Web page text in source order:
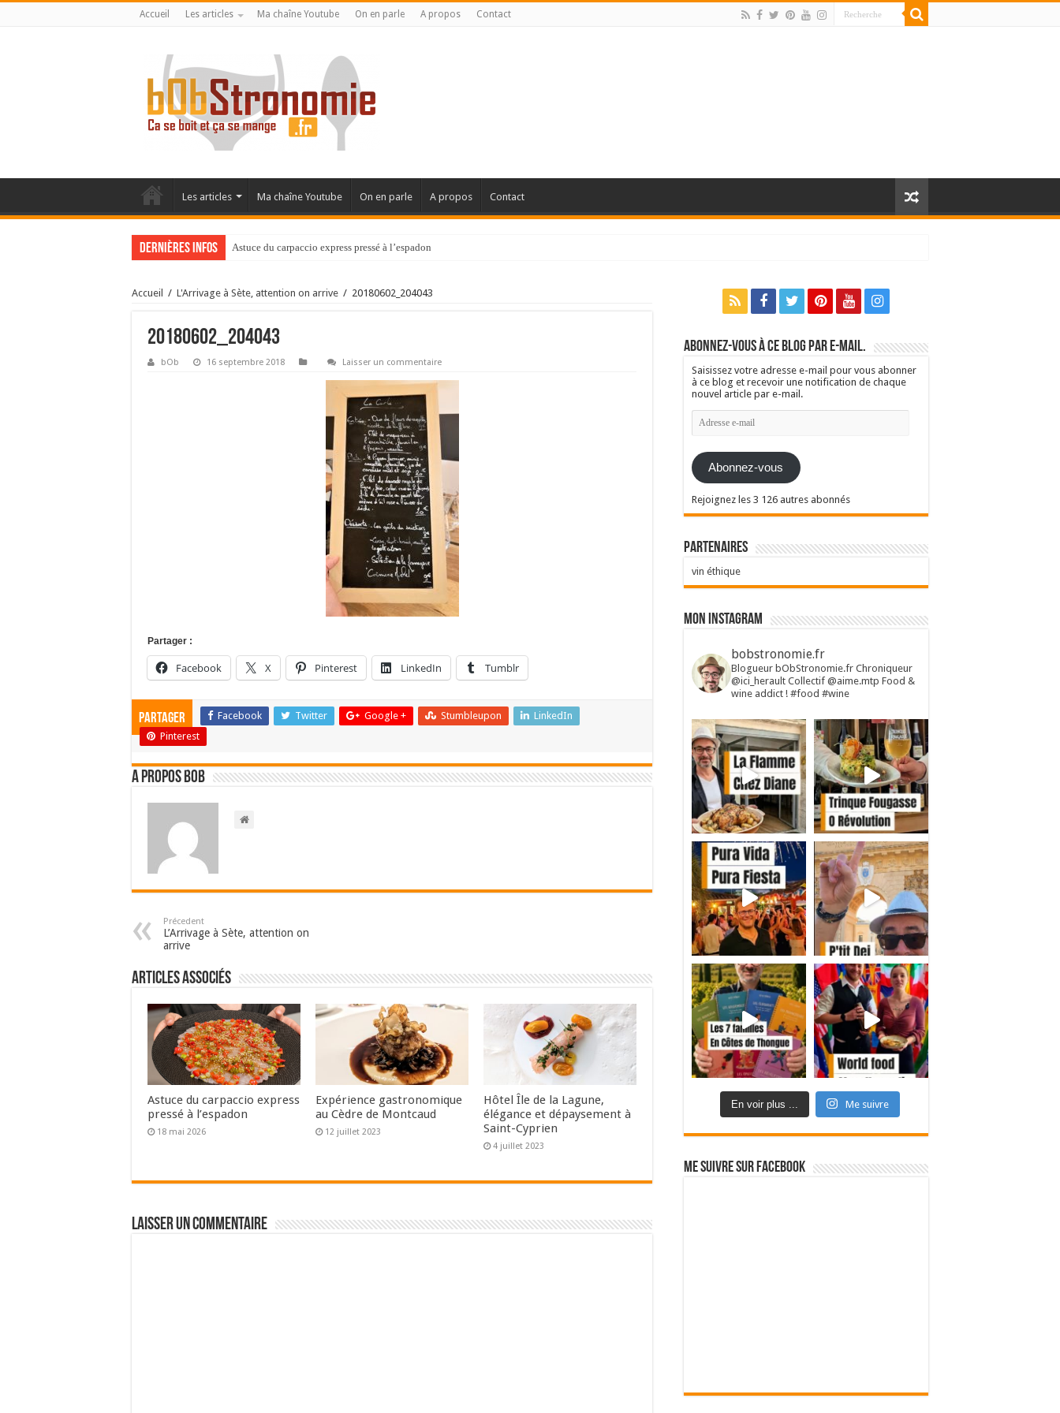
Accueil Les articles Ma chaîne Youtube On en parle A propos Contact
Les articles Ma chaîne Youtube On en parle A propos Contact
Dernières infos Astuce du carpaccio express pressé à l’espadon
Accueil / L'Arrivage à Sète, attention on arrive / 20180602_204043
20180602_204043
bOb 16 septembre 2018 Laisser un commentaire
Partager :
Facebook X Pinterest LinkedIn Tumblr
Partager Facebook Twitter Google + Stumbleupon
LinkedIn
Pinterest
A propos bOb
Précedent
L’Arrivage à Sète, attention on
arrive
Articles associés
Astuce du carpaccio express
pressé à l’espadon
18 mai 2026
Expérience gastronomique
au Cèdre de Montcaud
12 juillet 2023
Hôtel Île de la Lagune,
élégance et dépaysement à
Saint-Cyprien
4 juillet 2023
Laisser un commentaire
Abonnez-vous à ce blog par e-mail.
Saisissez votre adresse e-mail pour vous abonner
à ce blog et recevoir une notification de chaque
nouvel article par e-mail.
Adresse
e-
Abonnez-vous
Rejoignez les 3 126 autres abonnés
Partenaires
vin éthique
Mon Instagram
bobstronomie.fr
Blogueur bObStronomie.fr Chroniqueur
@ici_herault Collectif @aime.mtp Food &
wine addict ! #food #wine
En voir plus ... Me suivre
Me suivre sur Facebook